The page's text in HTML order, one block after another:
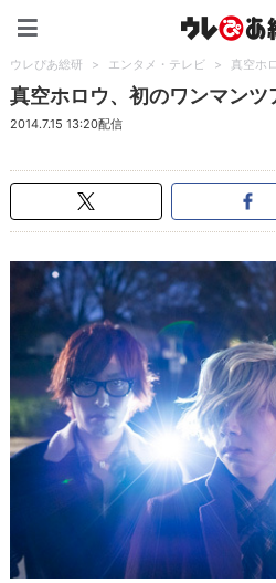
ウレぴあ総研 > エンタメ・テレビ > 真空ホ
真空ホロウ、初のワンマンツ
2014.7.15 13:20配信